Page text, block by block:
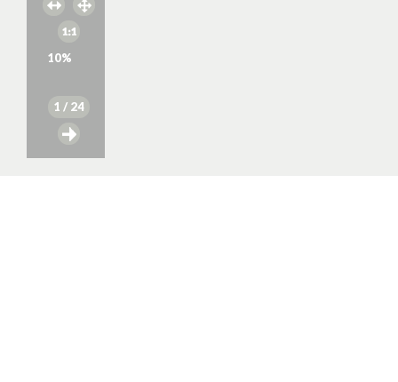
10%
1 / 24